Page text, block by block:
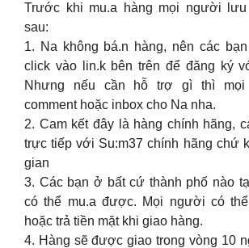
Trước khi mu.a hàng mọi người
sau:
1. Na không bá.n hàng, nên các
click vào lin.k bên trên để đăng ký
Nhưng nếu cần hỗ trợ gì thì
comment hoặc inbox cho Na nha.
2. Cam kết đây là hàng chính hãng,
trực tiếp với Su:m37 chính hãng chứ
gian
3. Các bạn ở bất cứ thành phố nào
có thể mu.a được. Mọi người có
hoặc trả tiền mặt khi giao hàng.
4. Hàng sẽ được giao trong vòng 10